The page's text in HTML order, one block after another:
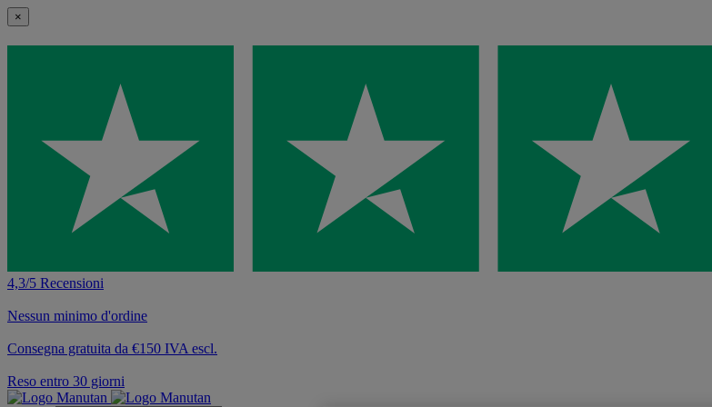
×
4,3/5 Recensioni
Nessun minimo d'ordine
Consegna gratuita da €150 IVA escl.
Reso entro 30 giorni